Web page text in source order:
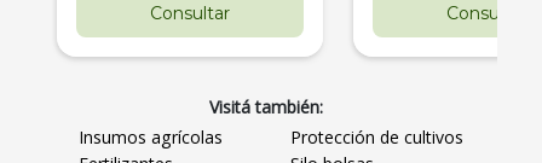
Consultar Consultar
Visitá también:
Insumos agrícolas
Protección de cultivos